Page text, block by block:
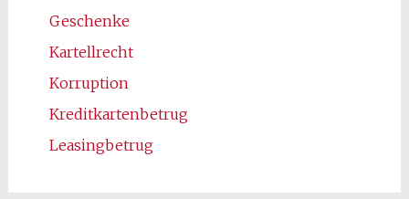
Geschenke
Kartellrecht
Korruption
Kreditkartenbetrug
Leasingbetrug